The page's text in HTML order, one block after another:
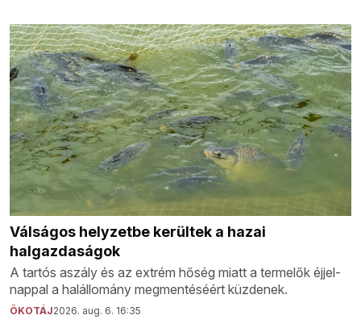
Válságos helyzetbe kerültek a hazai
halgazdaságok
A tartós aszály és az extrém hőség miatt a termelők éjjel-
nappal a halállomány megmentéséért küzdenek.
ÖKOTÁJ2026. aug. 6. 16:35